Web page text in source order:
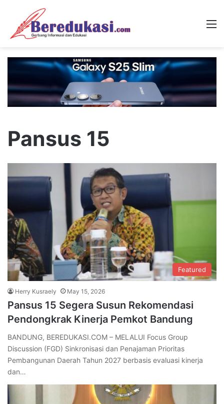
Pansus 15
Featured
Herry Kusraely May 15, 2026
Pansus 15 Segera Susun Rekomendasi
Pendongkrak Kinerja Pemkot Bandung
BANDUNG, BEREDUKASI.COM – MELALUI Focus Group
Discussion (FGD) Sinkronisasi dan Penajaman Prioritas
Pembangunan Daerah Tahun 2027 berbasis evaluasi kinerja
dan…